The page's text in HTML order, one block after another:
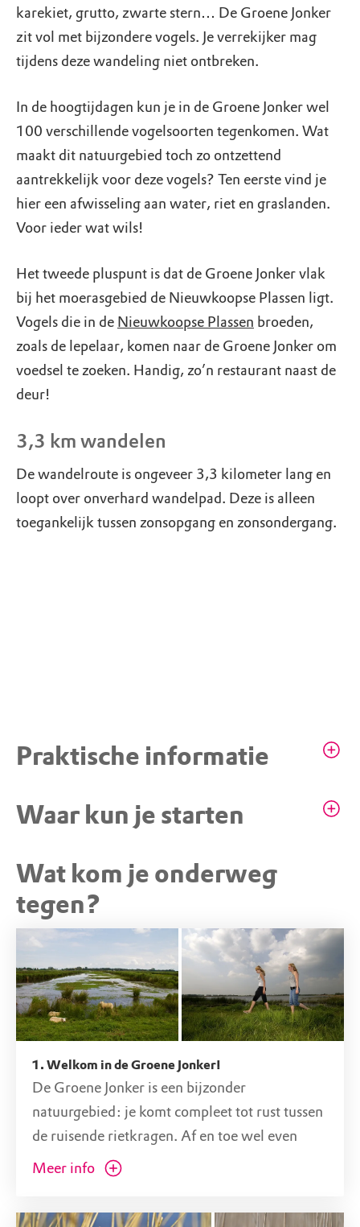
karekiet, grutto, zwarte stern… De Groene Jonker
zit vol met bijzondere vogels. Je verrekijker mag
tijdens deze wandeling niet ontbreken.
In de hoogtijdagen kun je in de Groene Jonker wel
100 verschillende vogelsoorten tegenkomen. Wat
maakt dit natuurgebied toch zo ontzettend
aantrekkelijk voor deze vogels? Ten eerste vind je
hier een afwisseling aan water, riet en graslanden.
Voor ieder wat wils!
Het tweede pluspunt is dat de Groene Jonker vlak
bij het moerasgebied de Nieuwkoopse Plassen ligt.
Vogels die in de Nieuwkoopse Plassen broeden,
zoals de lepelaar, komen naar de Groene Jonker om
voedsel te zoeken. Handig, zo’n restaurant naast de
deur!
3,3 km wandelen
De wandelroute is ongeveer 3,3 kilometer lang en
loopt over onverhard wandelpad. Deze is alleen
toegankelijk tussen zonsopgang en zonsondergang.
Praktische informatie
Waar kun je starten
STARTPUNT
Parkeerplaats de Roerdomp
Hogedijk 2-10, 2435 NC Zevenhoven (ZH)
Wat kom je onderweg
tegen?
1. Welkom in de Groene Jonker!
De Groene Jonker is een bijzonder
natuurgebied: je komt compleet tot rust tussen
de ruisende rietkragen. Af en toe wel even
nodig, hier in de Randstad. Wandelend over de
op de plas of vliegen ze in de lucht. Elk
Meer info